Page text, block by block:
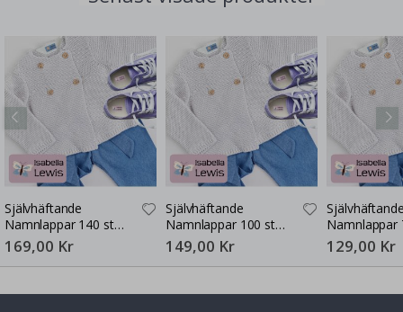
Självhäftande
Namnlappar 140 st
30x13 mm
169,00 Kr
Självhäftande
Namnlappar 100 st
30x13 mm
149,00 Kr
Namnlappar
30x13 mm
129,00 Kr